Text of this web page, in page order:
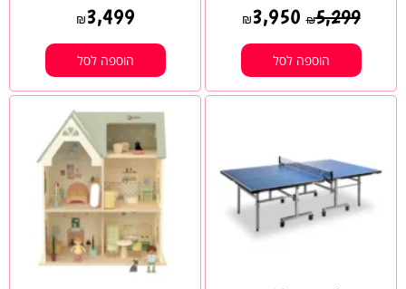
₪5,299
₪3,950
הוספה לסל
₪3,499
הוספה לסל